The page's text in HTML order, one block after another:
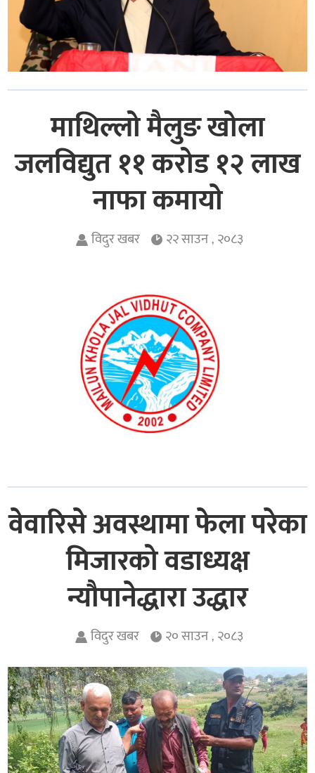
माथिल्लो मैलुङ खोला
जलविद्युत ११ करोड १२ लाख
नाफा कमायाे
विदुर खबर २२ साउन , २०८३
वेवारिसे अवस्थामा फेला परेका
मिजारको वडाध्यक्ष
न्यौपानेद्धारा उद्धार
विदुर खबर २० साउन , २०८३